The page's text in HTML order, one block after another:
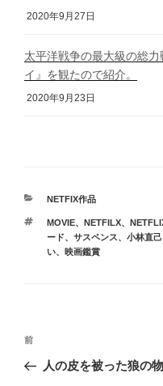
2020年9月27日
太平洋戦争の最大級の総
イ』を観たので紹介。
2020年9月23日
カ
ゴ
ー
NETFIX作品
タ
グ
MOVIE、 NETFILX、
ード、 サスペンス、 小林直己
い、 映画鑑賞
投
ナ
前
の
前
人の皮を被った狼の